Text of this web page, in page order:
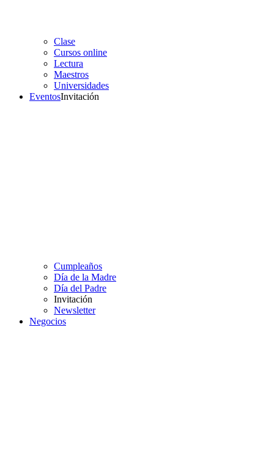
Clase
Cursos online
Lectura
Maestros
Universidades
EventosInvitación
Cumpleaños
Día de la Madre
Día del Padre
Invitación
Newsletter
Negocios